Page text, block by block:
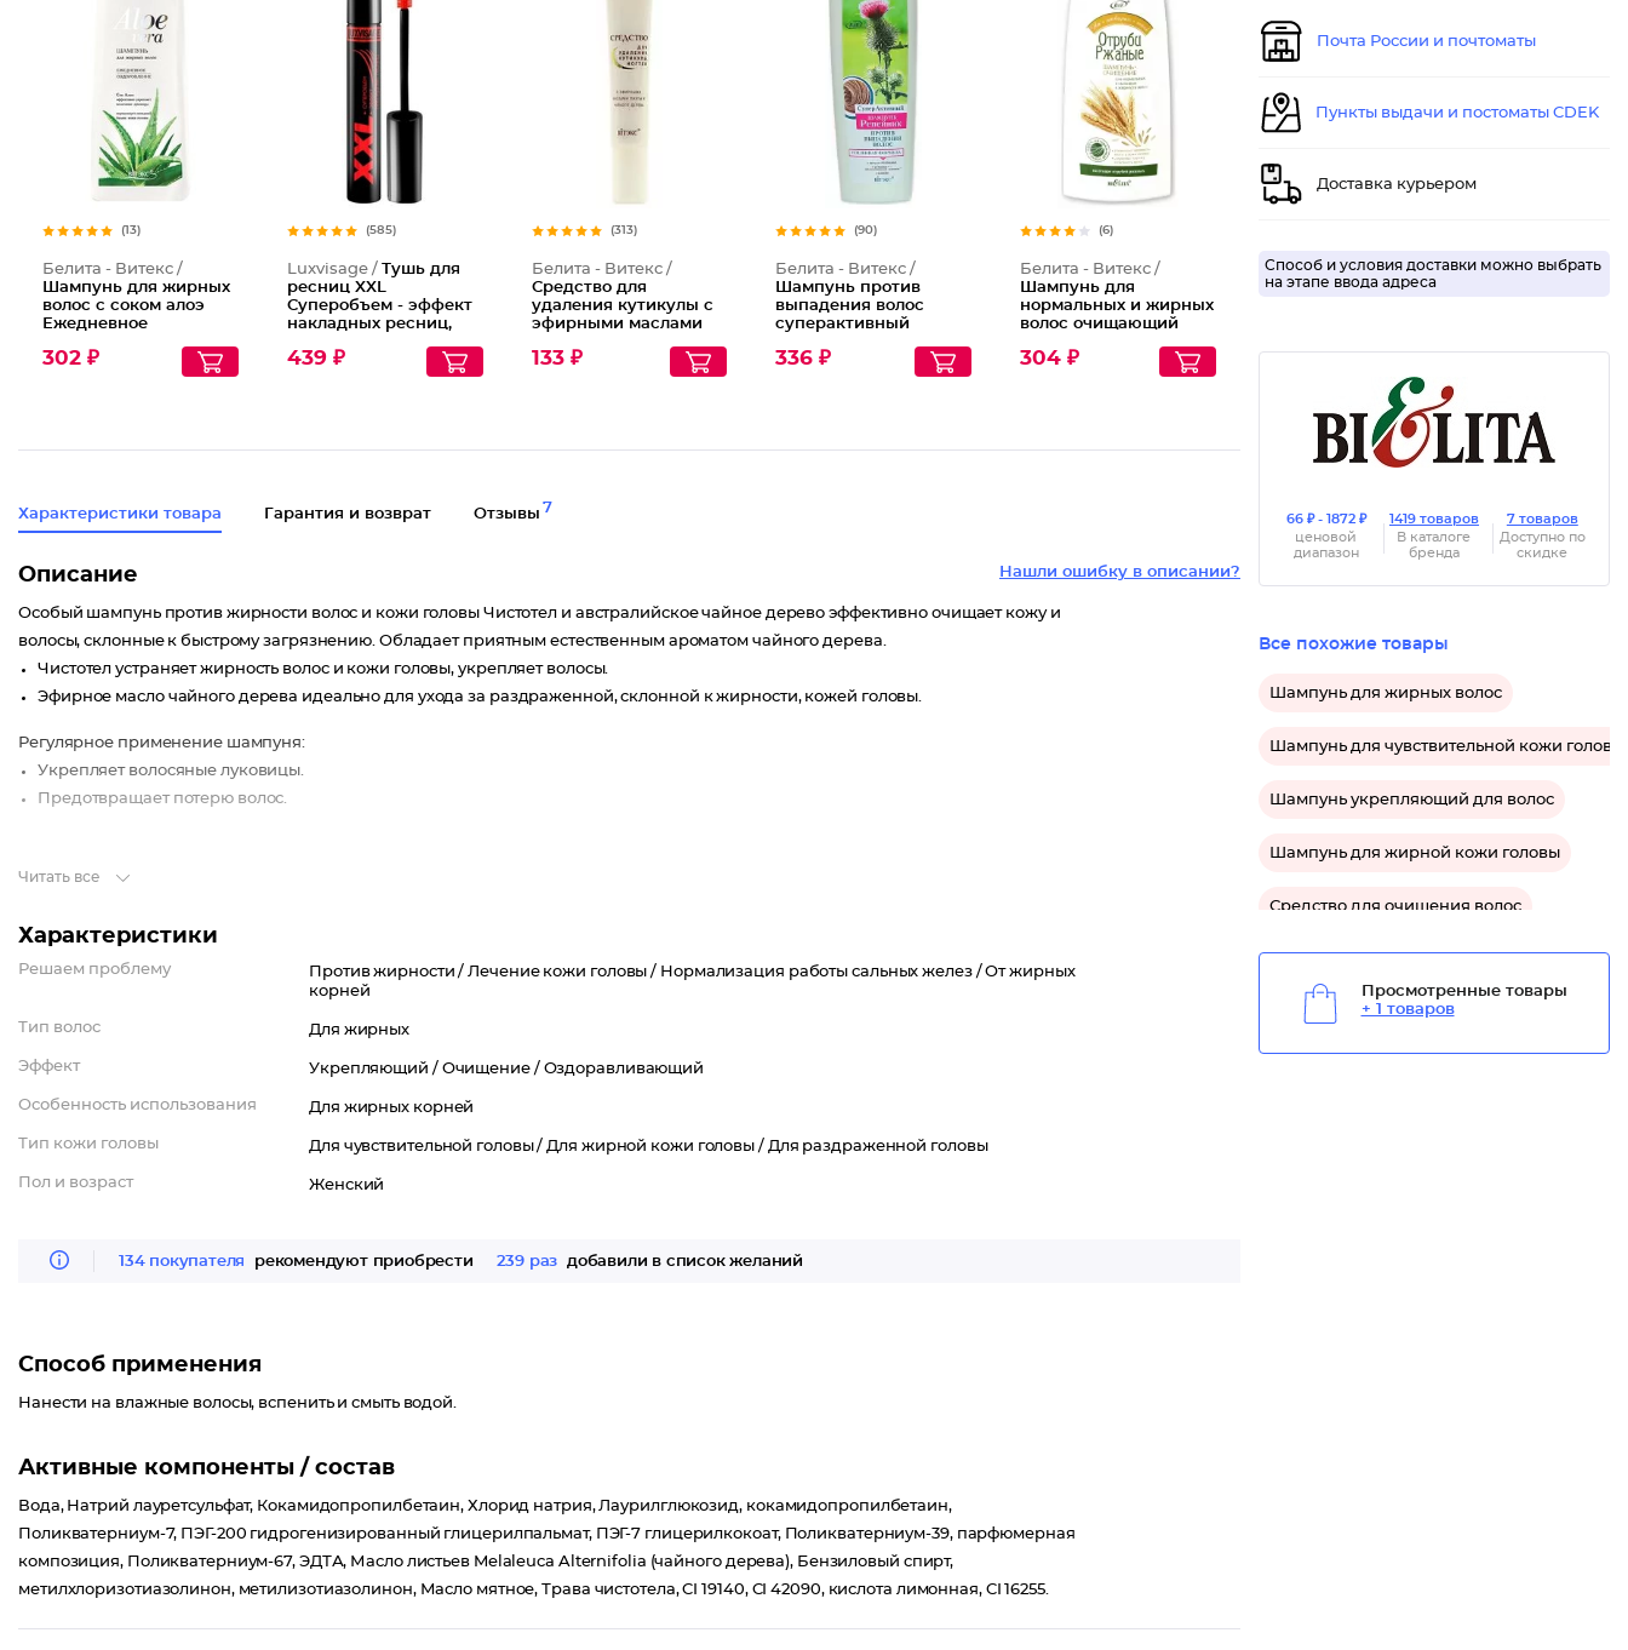
(13)
Белита - Витекс /
Шампунь для жирных
волос с соком алоэ
Ежедневное
302 ₽
(585)
Luxvisage / Тушь для
ресниц XXL
Суперобъем - эффект
накладных ресниц,
439 ₽
(313)
Белита - Витекс /
Средство для
удаления кутикулы с
эфирными маслами
дерева
133 ₽
(90)
Белита - Витекс /
Шампунь против
выпадения волос
суперактивный
336 ₽
(6)
Белита - Витекс /
Шампунь для
нормальных и жирных
волос очищающий
304 ₽
Характеристики товара Гарантия и возврат Отзывы 7
Нашли ошибку в описании?
Описание
Особый шампунь против жирности волос и кожи головы Чистотел и австралийское чайное дерево эффективно очищает кожу и
волосы, склонные к быстрому загрязнению. Обладает приятным естественным ароматом чайного дерева.
Чистотел устраняет жирность волос и кожи головы, укрепляет волосы.
Эфирное масло чайного дерева идеально для ухода за раздраженной, склонной к жирности, кожей головы.
Регулярное применение шампуня:
Укрепляет волосяные луковицы.
Предотвращает потерю волос.
Читать все
Характеристики
Решаем проблему Против жирности /Лечение кожи головы / Нормализация работы сальных желез /От жирных
корней
Тип волос Для жирных
Эффект Укрепляющий / Очищение / Оздоравливающий
Особенность использования Для жирных корней
Тип кожи головы Для чувствительной головы /Для жирной кожи головы / Для раздраженной головы
Пол и возраст Женский
134 покупателя рекомендуют приобрести 239 раз добавили в список желаний
Способ применения
Нанести на влажные волосы, вспенить и смыть водой.
Активные компоненты / состав
Вода, Натрий лауретсульфат, Кокамидопропилбетаин, Хлорид натрия, Лаурилглюкозид, кокамидопропилбетаин,
Поликватерниум-7, ПЭГ-200 гидрогенизированный глицерилпальмат, ПЭГ-7 глицерилкокоат, Поликватерниум-39, парфюмерная
композиция, Поликватерниум-67, ЭДТА, Масло листьев Melaleuca Alternifolia (чайного дерева), Бензиловый спирт,
метилхлоризотиазолинон, метилизотиазолинон, Масло мятное, Трава чистотела, CI 19140, CI 42090, кислота лимонная, CI 16255.
Почта России и почтоматы
Пункты выдачи и постоматы CDEK
Доставка курьером
Способ и условия доставки можно выбрать
на этапе ввода адреса
66 ₽ - 1872 ₽
ценовой
диапазон
1419 товаров
В каталоге
бренда
7 товаров
Доступно по
скидке
Все похожие товары
Шампунь для жирных волос
Шампунь для чувствительной кожи головы
Шампунь укрепляющий для волос
Шампунь для жирной кожи головы
Средство для очищения волос
Просмотренные товары
+ 1 товаров